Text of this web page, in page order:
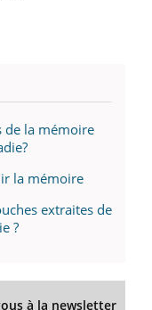
de la mémoire
la mémoire
extraites de
?
à la newsletter